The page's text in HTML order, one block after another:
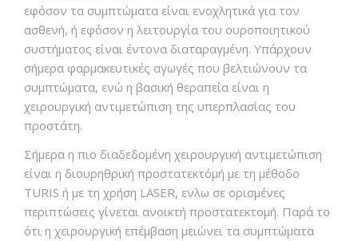
εφόσον τα συμπτώματα είναι ενοχλητικά για τον
ασθενή, ή εφόσον η λειτουργία του ουροποιητικού
συστήματος είναι έντονα διαταραγμένη. Υπάρχουν
σήμερα φαρμακευτικές αγωγές που βελτιώνουν τα
συμπτώματα, ενώ η βασική θεραπεία είναι η
χειρουργική αντιμετώπιση της υπερπλασίας του
προστάτη.
Σήμερα η πιο διαδεδομένη χειρουργική αντιμετώπιση
είναι η διουρηθρική προστατεκτόμή με τη μέθοδο
TURIS ή με τη χρήση LASER, ενλω σε ορισμένες
περιπτώσεις γίνεται ανοικτή προστατεκτομή. Παρά το
ότι η χειρουργική επέμβαση μειώνει τα συμπτώματα